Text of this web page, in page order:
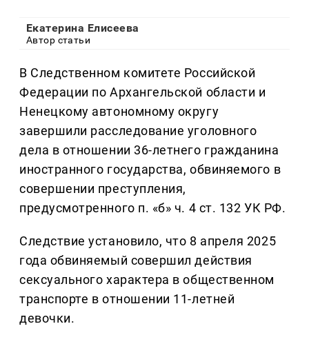
Екатерина Елисеева
Автор статьи
В Следственном комитете Российской
Федерации по Архангельской области и
Ненецкому автономному округу
завершили расследование уголовного
дела в отношении 36-летнего гражданина
иностранного государства, обвиняемого в
совершении преступления,
предусмотренного п. «б» ч. 4 ст. 132 УК РФ.
Следствие установило, что 8 апреля 2025
года обвиняемый совершил действия
сексуального характера в общественном
транспорте в отношении 11-летней
девочки.